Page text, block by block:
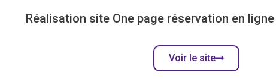
Réalisation site One page réservation en
Voir le site